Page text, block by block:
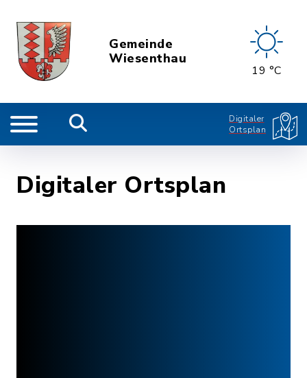
Gemeinde
Wiesenthau
19 °C
Digitaler
Ortsplan
Digitaler Ortsplan